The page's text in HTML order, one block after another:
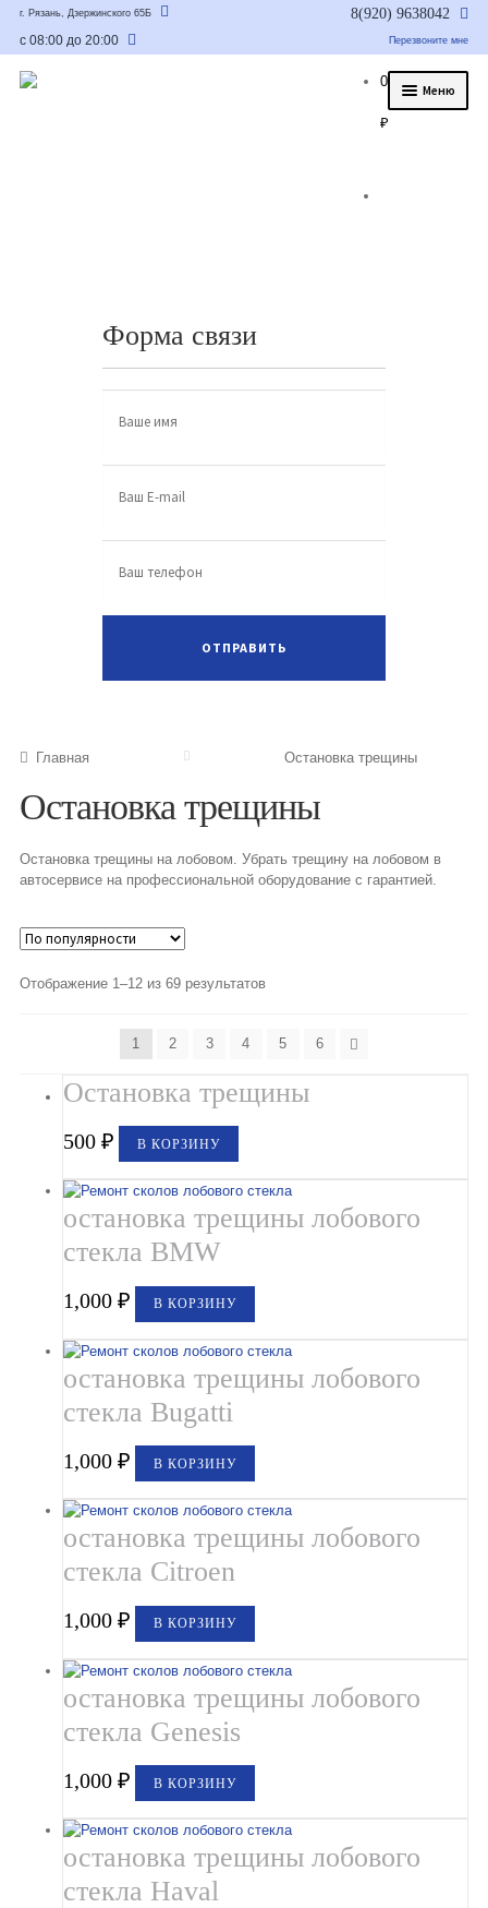
г. Рязань, Дзержинского 65Б
с 08:00 до 20:00
8(920) 9638042
Перезвоните мне
Меню
0
₽
Форма связи
Главная Остановка трещины
Остановка трещины
Остановка трещины на лобовом. Убрать трещину на лобовом в
автосервисе на профессиональной оборудование с гарантией.
Отображение 1–12 из 69 результатов
1 2 3 4 5 6
Остановка трещины
500₽ В КОРЗИНУ
остановка трещины лобового
стекла BMW
1,000₽ В КОРЗИНУ
остановка трещины лобового
стекла Bugatti
1,000₽ В КОРЗИНУ
остановка трещины лобового
стекла Citroen
1,000₽ В КОРЗИНУ
остановка трещины лобового
стекла Genesis
1,000₽ В КОРЗИНУ
остановка трещины лобового
стекла Haval